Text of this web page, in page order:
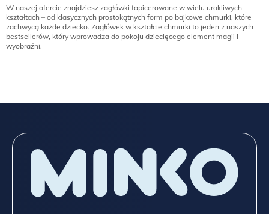
W naszej ofercie znajdziesz zagłówki tapicerowane w wielu urokliwych
kształtach – od klasycznych prostokątnych form po bajkowe chmurki, które
zachwycą każde dziecko. Zagłówek w kształcie chmurki to jeden z naszych
bestsellerów, który wprowadza do pokoju dziecięcego element magii i
wyobraźni.